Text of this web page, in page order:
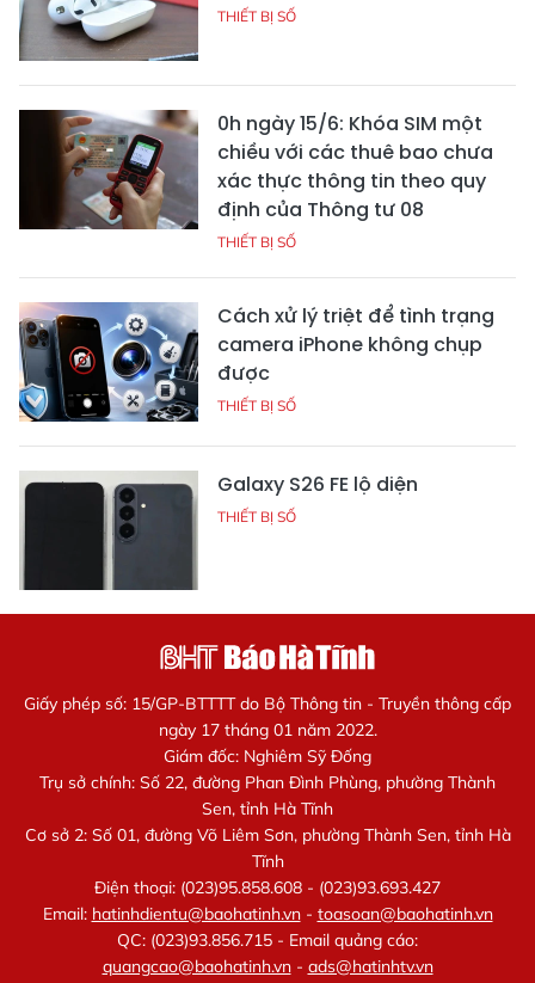
THIẾT BỊ SỐ
0h ngày 15/6: Khóa SIM một
chiều với các thuê bao chưa
xác thực thông tin theo quy
định của Thông tư 08
THIẾT BỊ SỐ
Cách xử lý triệt để tình trạng
camera iPhone không chụp
được
THIẾT BỊ SỐ
Galaxy S26 FE lộ diện
THIẾT BỊ SỐ
Giấy phép số: 15/GP-BTTTT do Bộ Thông tin - Truyền thông cấp
ngày 17 tháng 01 năm 2022.
Giám đốc: Nghiêm Sỹ Đống
Trụ sở chính: Số 22, đường Phan Đình Phùng, phường Thành
Sen, tỉnh Hà Tĩnh
Cơ sở 2: Số 01, đường Võ Liêm Sơn, phường Thành Sen, tỉnh Hà
Tĩnh
Điện thoại: (023)95.858.608 - (023)93.693.427
Email: hatinhdientu@baohatinh.vn- toasoan@baohatinh.vn
QC: (023)93.856.715 - Email quảng cáo:
quangcao@baohatinh.vn- ads@hatinhtv.vn